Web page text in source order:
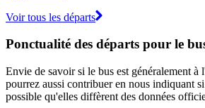
Voir tous les départs
Ponctualité des départs pour le
Envie de savoir si le bus est généralement
pourrez aussi contribuer en nous indiquant
possible qu'elles diffèrent des données